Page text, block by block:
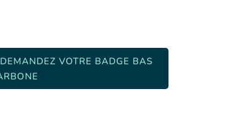
VOTRE BADGE BAS